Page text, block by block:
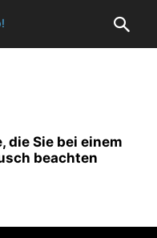
die Sie bei einem
beachten